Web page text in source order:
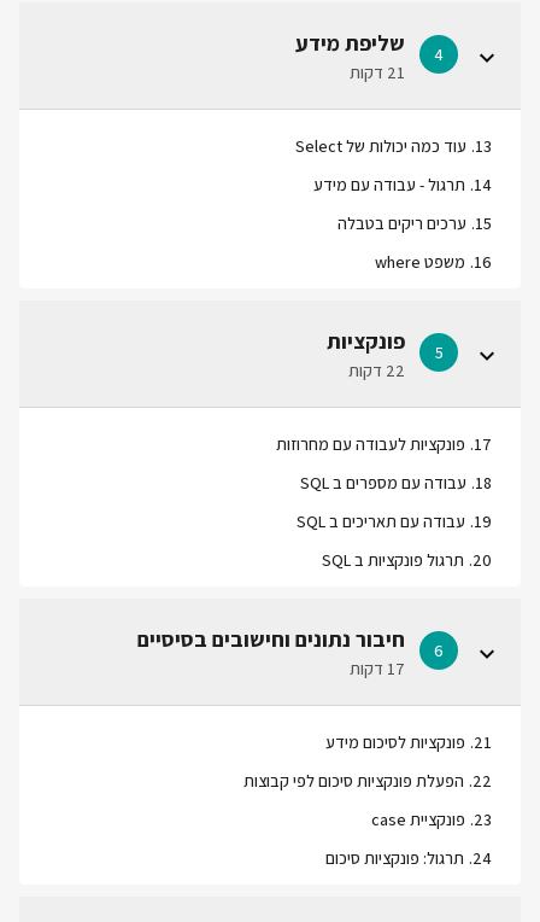
4 שליפת מידע
21 דקות
13
. עוד כמה יכולות של Select
14
. תרגול - עבודה עם מידע
15
. ערכים ריקים בטבלה
16
. משפט where
5 פונקציות
22 דקות
17
. פונקציות לעבודה עם מחרוזות
18
. עבודה עם מספרים ב SQL
19
. עבודה עם תאריכים ב SQL
20
. תרגול פונקציות ב SQL
6 חיבור נתונים וחישובים בסיסיים
17 דקות
21
. פונקציות לסיכום מידע
22
. הפעלת פונקציות סיכום לפי קבוצות
23
. פונקציית case
24
. תרגול: פונקציות סיכום